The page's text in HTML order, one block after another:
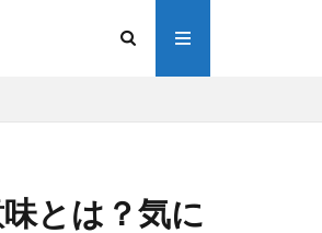
とは？気に